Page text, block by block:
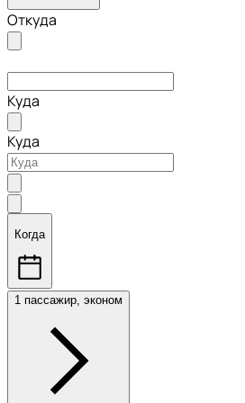
Откуда
Куда
Куда
Когда
1 пассажир, эконом